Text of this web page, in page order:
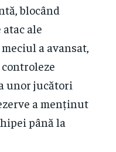
blocând
ale
a avansat,
unor jucători
a menținut
până la